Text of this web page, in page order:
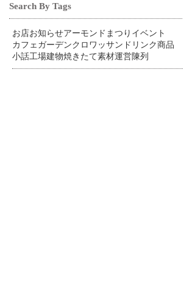
Search By Tags
お店お知らせアーモンドまつり イベント
カフェ ガーデンクロワッサン ドリンク商品
小話工場建物焼きたて素材運営陳列